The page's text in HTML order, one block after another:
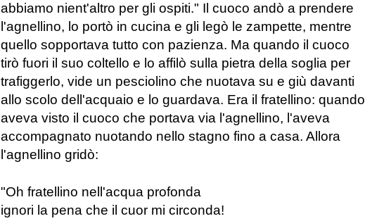
abbiamo nient'altro per gli ospiti." Il cuoco andò a prendere
l'agnellino, lo portò in cucina e gli legò le zampette, mentre
quello sopportava tutto con pazienza. Ma quando il cuoco
tirò fuori il suo coltello e lo affilò sulla pietra della soglia per
trafiggerlo, vide un pesciolino che nuotava su e giù davanti
allo scolo dell'acquaio e lo guardava. Era il fratellino: quando
aveva visto il cuoco che portava via l'agnellino, l'aveva
accompagnato nuotando nello stagno fino a casa. Allora
l'agnellino gridò:
"Oh fratellino nell'acqua profonda
ignori la pena che il cuor mi circonda!